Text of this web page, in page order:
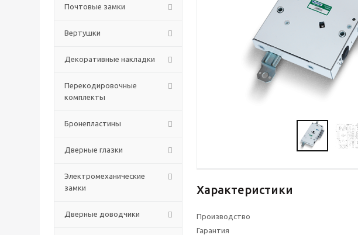
Почтовые замки
Вертушки
Декоративные накладки
Перекодировочные
комплекты
Бронепластины
Дверные глазки
Электромеханические
замки
Дверные доводчики
Характеристики
Производство
Гарантия